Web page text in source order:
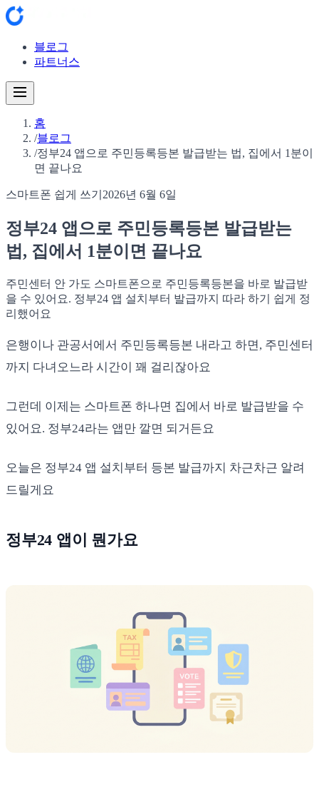
블로그
파트너스
홈
/블로그
/정부24 앱으로 주민등록등본 발급받는 법, 집에서 1분이
면 끝나요
스마트폰 쉽게 쓰기 2026년 6월 6일
정부24 앱으로 주민등록등본 발급받는
법, 집에서 1분이면 끝나요
주민센터 안 가도 스마트폰으로 주민등록등본을 바로 발급받
을 수 있어요. 정부24 앱 설치부터 발급까지 따라 하기 쉽게 정
리했어요
은행이나 관공서에서 주민등록등본 내라고 하면, 주민센터
까지 다녀오느라 시간이 꽤 걸리잖아요
그런데 이제는 스마트폰 하나면 집에서 바로 발급받을 수
있어요. 정부24라는 앱만 깔면 되거든요
오늘은 정부24 앱 설치부터 등본 발급까지 차근차근 알려
드릴게요
정부24 앱이 뭔가요